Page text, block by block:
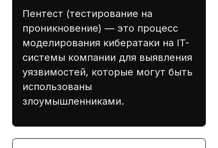
Пентест (тестирование на
проникновение) — это процесс
моделирования кибератаки на IT-
системы компании для выявления
уязвимостей, которые могут быть
использованы
злоумышленниками.